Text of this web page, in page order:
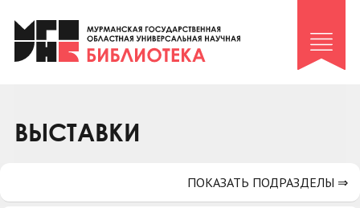
Клуб «Гиря и сельдерей»
Клуб «Семейный архив»
Коллегам
ВЫСТАВКИ
ПОКАЗАТЬ ПОДРАЗДЕЛЫ ⇒